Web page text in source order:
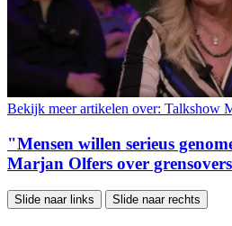
Bekijk meer artikelen over: Talkshow
"Mensen willen serieus
Marjan Olfers over
Slide naar links Slide naar rechts